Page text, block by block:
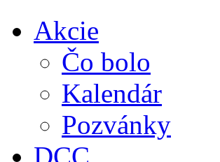
Akcie
Čo bolo
Kalendár
Pozvánky